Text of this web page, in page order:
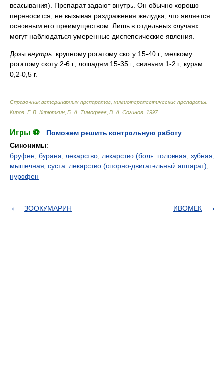
всасывания). Препарат задают внутрь. Он обычно хорошо
переносится, не вызывая раздражения желудка, что является
основным его преимуществом. Лишь в отдельных случаях
могут наблюдаться умеренные диспепсические явления.
Дозы внутрь: крупному рогатому скоту 15-40 г; мелкому
рогатому скоту 2-6 г; лошадям 15-35 г; свиньям 1-2 г; курам
0,2-0,5 г.
Справочник ветеринарных препаратов, химиотерапевтические препараты. -
Киров Г. В. Кирюткин, Б. А. Тимофеев, В. А. Созинов 1997.
Игры ⚽
Поможем решить контрольную работу
Синонимы:
бруфен бурана лекарство лекарство (боль: головная, зубная,
мышечная, суста
лекарство (опорно-двигательный аппарат)
нурофен
ЗООКУМАРИН ИВОМЕК